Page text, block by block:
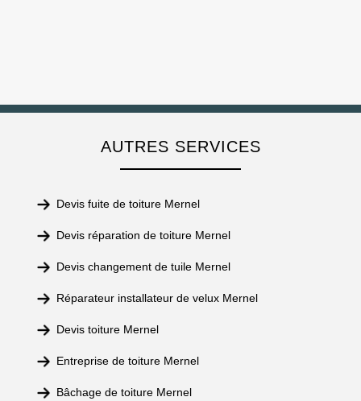
AUTRES SERVICES
Devis fuite de toiture Mernel
Devis réparation de toiture Mernel
Devis changement de tuile Mernel
Réparateur installateur de velux Mernel
Devis toiture Mernel
Entreprise de toiture Mernel
Bâchage de toiture Mernel